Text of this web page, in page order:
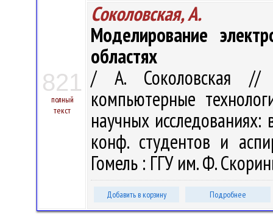
821
полный
текст
Соколовская, А.
Моделирование
областях
/ А. Соколовская //
компьютерные
научных
конф. студентов и
Гомель : ГГУ им. Ф.
Добавить в корзину Подробнее